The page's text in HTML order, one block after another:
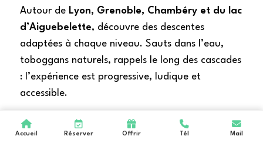
Autour de Lyon, Grenoble, Chambéry et du lac
d’Aiguebelette, découvre des descentes
adaptées à chaque niveau. Sauts dans l’eau,
toboggans naturels, rappels le long des cascades
: l’expérience est progressive, ludique et
accessible.
Que tu viennes
en famille, entre amis, pour un
EVG/EVJF ou avec ton entreprise , tu trouveras
Accueil Réserver Offrir Tél Mail